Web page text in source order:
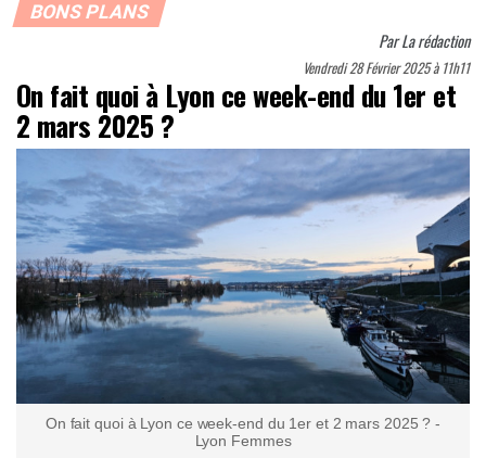
BONS PLANS
ParLa rédaction
Vendredi 28 Février 2025 à 11h11
On fait quoi à Lyon ce week-end du 1er et
2 mars 2025 ?
On fait quoi à Lyon ce week-end du 1er et 2 mars 2025 ? -
Lyon Femmes